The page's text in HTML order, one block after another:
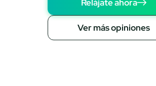
Relájate ahora
Ver más opiniones